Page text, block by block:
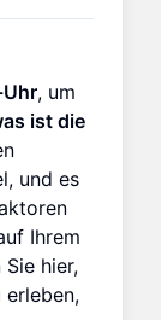
, um
ist die
und es
Ihrem
hier,
erleben,